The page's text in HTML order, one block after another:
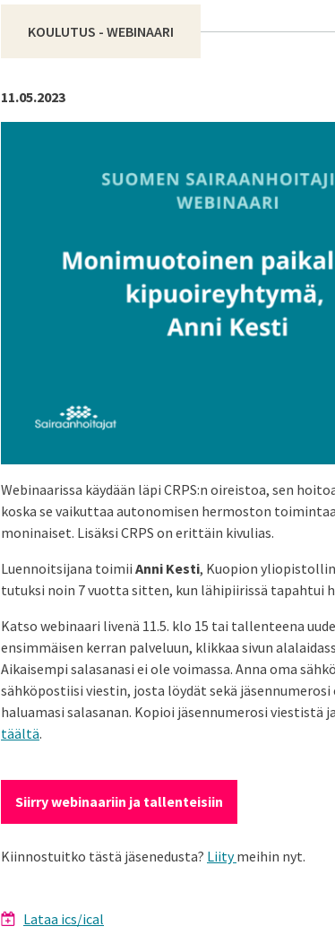
KOULUTUS - WEBINAARI
11.05.2023
Webinaarissa käydään läpi CRPS:n oireistoa, sen
koska se vaikuttaa autonomisen hermoston
moninaiset. Lisäksi CRPS on erittäin kivulias.
Luennoitsijana toimii Anni Kesti, Kuopion
tutuksi noin 7 vuotta sitten, kun lähipiirissä tapahtui
Katso webinaari livenä 11.5. klo 15 tai tallenteena
ensimmäisen kerran palveluun, klikkaa sivun
Aikaisempi salasanasi ei ole voimassa. Anna oma
sähköpostiisi viestin, josta löydät sekä
haluamasi salasanan. Kopioi jäsennumerosi
täältä.
Siirry webinaariin ja tallenteisiin
Kiinnostuitko tästä jäsenedusta? Liitymeihin nyt.
Lataa ics/ical